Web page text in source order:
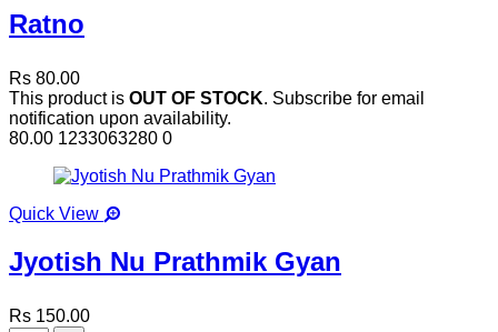
Ratno
Rs 80.00
This product is OUT OF STOCK. Subscribe for email
notification upon availability.
80.00 1233063280 0
Quick View
Jyotish Nu Prathmik Gyan
Rs 150.00